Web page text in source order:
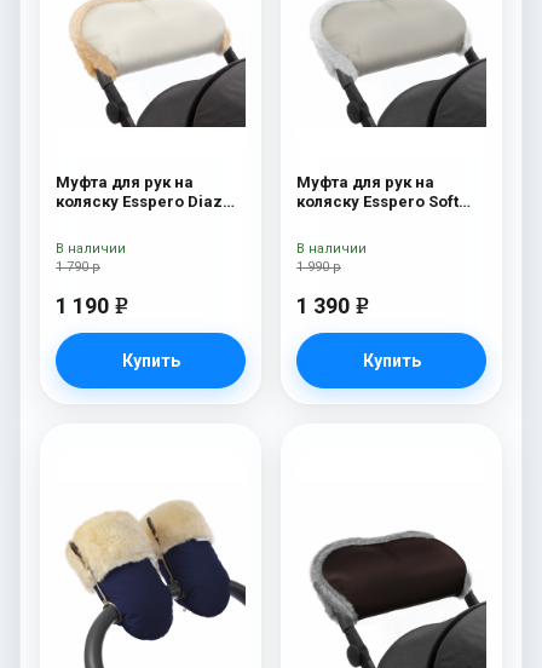
Муфта для рук на
коляску Esspero Diaz
Beige
1 790 р
1 190 e
Купить
В наличии
Муфта для рук на
коляску Esspero Soft
1 990 р
1 390 e
Купить
В наличии